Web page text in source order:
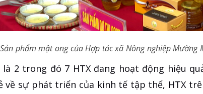
Sản phẩm mật ong của Hợp tác xã Nông nghiệp Mường
2 trong đó 7 HTX đang hoạt động hiệu
về sự phát triển của kinh tế tập thể, HTX